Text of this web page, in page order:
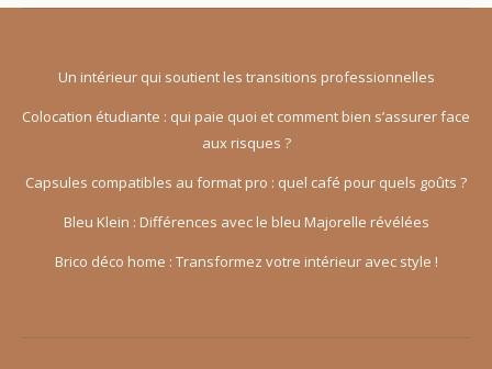
Un intérieur qui soutient les transitions professionnelles
Colocation étudiante : qui paie quoi et comment bien s’assurer face
aux risques ?
Capsules compatibles au format pro : quel café pour quels goûts ?
Bleu Klein : Différences avec le bleu Majorelle révélées
Brico déco home : Transformez votre intérieur avec style !